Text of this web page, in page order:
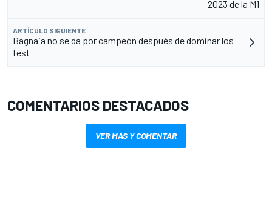
2023 de la M1
ARTÍCULO SIGUIENTE
Bagnaia no se da por campeón después de dominar los
test
COMENTARIOS DESTACADOS
VER MÁS Y COMENTAR